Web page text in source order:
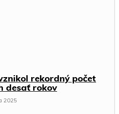
rekordný počet
desať rokov
2025